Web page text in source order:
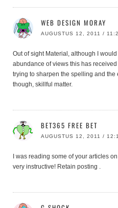
WEB DESIGN MORAY
AUGUSTUS 12, 2011 /
Out of sight Material, although I
abundance of views this has
trying to sharpen the spelling and
though, skillful matter.
BET365 FREE BET
AUGUSTUS 12, 2011 /
I was reading some of your articles
very instructive! Retain posting .